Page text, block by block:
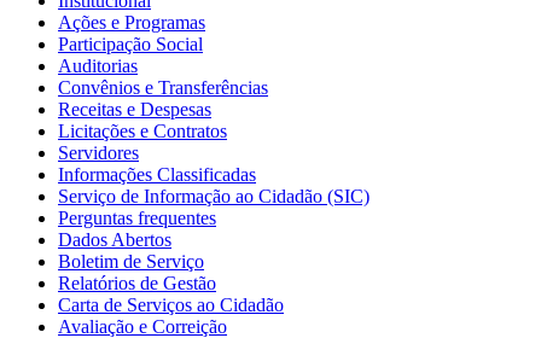
Ações e Programas
Participação Social
Auditorias
Convênios e Transferências
Receitas e Despesas
Licitações e Contratos
Servidores
Informações Classificadas
Serviço de Informação ao Cidadão (SIC)
Perguntas frequentes
Dados Abertos
Boletim de Serviço
Relatórios de Gestão
Carta de Serviços ao Cidadão
Avaliação e Correição